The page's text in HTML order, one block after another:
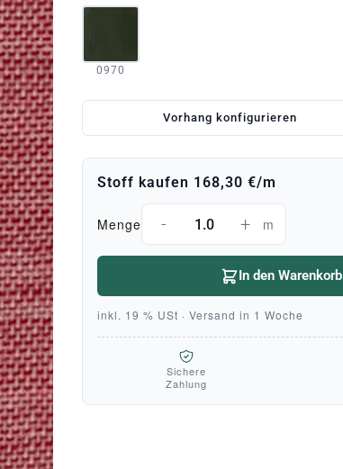
0970
Vorhang konfigurieren
Stoff kaufen 168,30 €/m
Menge - + m
In den Warenkorb
inkl. 19 % USt · Versand in 1 Woche
Sichere
Zahlung